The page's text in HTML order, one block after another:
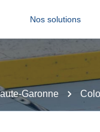
Nos solutions
Garonne